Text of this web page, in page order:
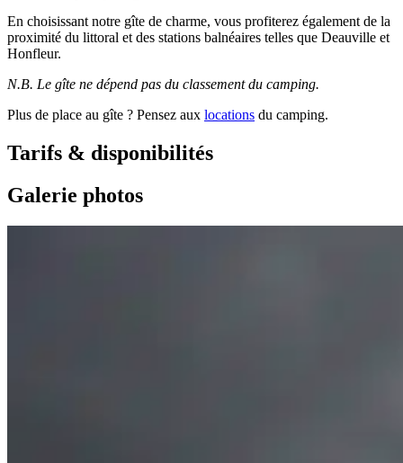
En choisissant notre gîte de charme, vous profiterez également de la
proximité du littoral et des stations balnéaires telles que Deauville et
Honfleur.
N.B. Le gîte ne dépend pas du classement du camping.
Plus de place au gîte ? Pensez aux locations du camping.
Tarifs & disponibilités
Galerie photos